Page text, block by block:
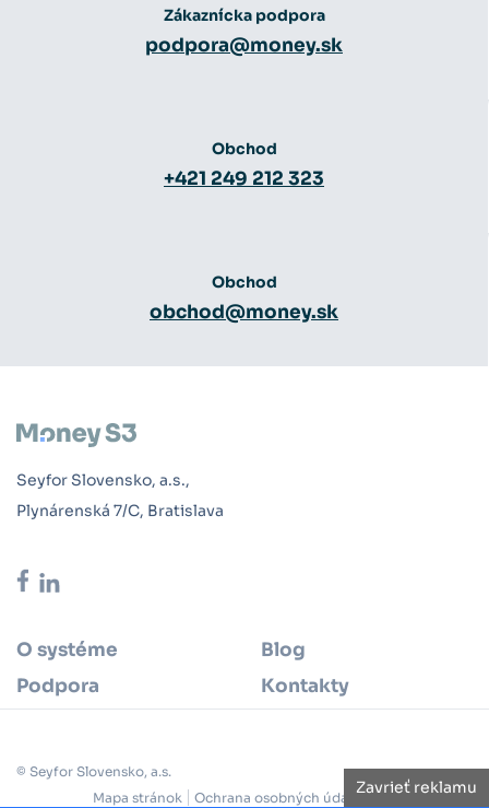
Zavrieť reklamu
Zákaznícka podpora
podpora@money.sk
Obchod
+421 249 212 323
Obchod
obchod@money.sk
Seyfor Slovensko, a.s.,
Plynárenská 7/C, Bratislava
O systéme
Blog
Podpora
Kontakty
© Seyfor Slovensko, a.s.
Mapa stránok
Ochrana osobných údajov Cookie policy